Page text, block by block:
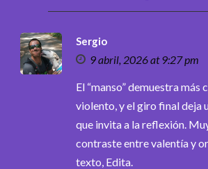
Sergio
9 abril, 2026 at 9:27 pm
El “manso” demuestra más
violento, y el giro final deja
que invita a la reflexión.
contraste entre valentía y
texto, Edita.